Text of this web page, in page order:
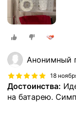
Анонимный
18
Достоинства:
на батарею.